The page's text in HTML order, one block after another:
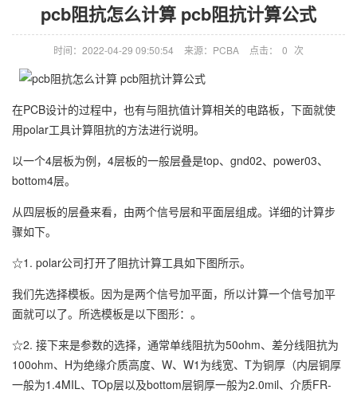
pcb阻抗怎么计算 pcb阻抗计算公式
时间：2022-04-29 09:50:54 来源：PCBA 点击： 0 次
在PCB设计的过程中，也有与阻抗值计算相关的电路板，下面就使
用polar工具计算阻抗的方法进行说明。
以一个4层板为例，4层板的一般层叠是top、gnd02、power03、
bottom4层。
从四层板的层叠来看，由两个信号层和平面层组成。详细的计算步
骤如下。
☆1. polar公司打开了阻抗计算工具如下图所示。
我们先选择模板。因为是两个信号加平面，所以计算一个信号加平
面就可以了。所选模板是以下图形：。
☆2. 接下来是参数的选择，通常单线阻抗为50ohm、差分线阻抗为
100ohm、H为绝缘介质高度、W、W1为线宽、T为铜厚（内层铜厚
一般为1.4MIL、TOp层以及bottom层铜厚一般为2.0mil、介质FR-